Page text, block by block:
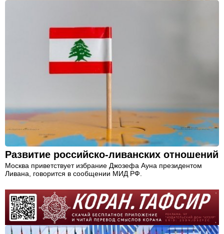
Развитие российско-ливанских отношений
Москва приветствует избрание Джозефа Ауна президентом
Ливана, говорится в сообщении МИД РФ.